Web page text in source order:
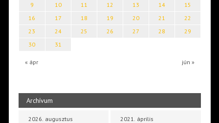
« ápr jún »
9
10 11 12 13 14
15
16
17 18 19 20 21
22
23
24 25 26 27 28
29
30
31
Archívum
2026. augusztus 2021. április